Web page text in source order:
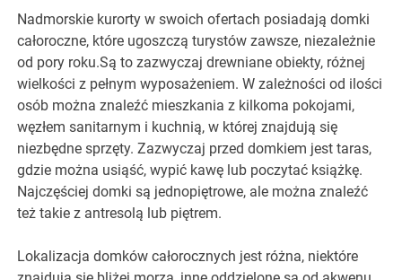
Nadmorskie kurorty w swoich ofertach posiadają domki
całoroczne, które ugoszczą turystów zawsze, niezależnie
od pory roku.Są to zazwyczaj drewniane obiekty, różnej
wielkości z pełnym wyposażeniem. W zależności od ilości
osób można znaleźć mieszkania z kilkoma pokojami,
węzłem sanitarnym i kuchnią, w której znajdują się
niezbędne sprzęty. Zazwyczaj przed domkiem jest taras,
gdzie można usiąść, wypić kawę lub poczytać książkę.
Najczęściej domki są jednopiętrowe, ale można znaleźć
też takie z antresolą lub piętrem.
Lokalizacja domków całorocznych jest różna, niektóre